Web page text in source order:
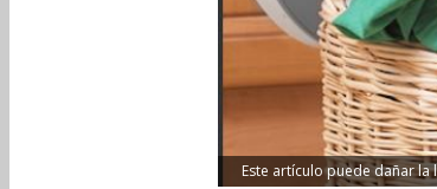
Este artículo puede dañar